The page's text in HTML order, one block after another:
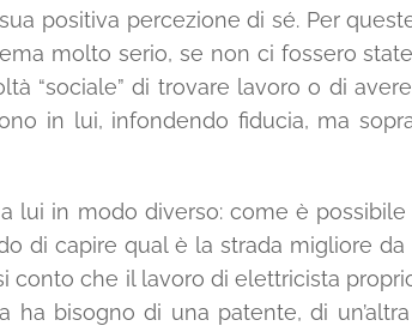
positiva percezione di sé. Per
molto serio, se non ci fossero
“sociale” di trovare lavoro o di
in lui, infondendo fiducia, ma
lui in modo diverso: come è
di capire qual è la strada migliore da
conto che il lavoro di elettricista
bisogno di una patente, di